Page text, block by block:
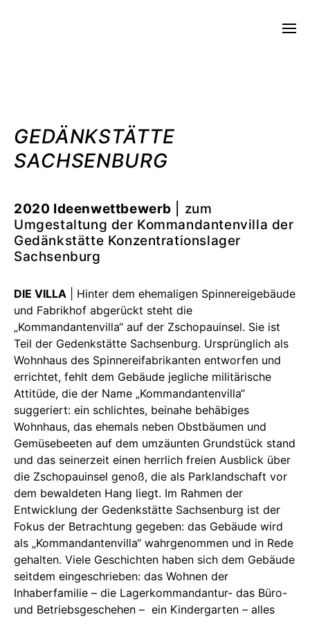
GEDÄNKSTÄTTE
SACHSENBURG
2020 Ideenwettbewerb | zum
Umgestaltung der Kommandantenvilla der
Gedänkstätte Konzentrationslager
Sachsenburg
DIE VILLA | Hinter dem ehemaligen Spinnereigebäude
und Fabrikhof abgerückt steht die
„Kommandantenvilla“ auf der Zschopauinsel. Sie ist
Teil der Gedenkstätte Sachsenburg. Ursprünglich als
Wohnhaus des Spinnereifabrikanten entworfen und
errichtet, fehlt dem Gebäude jegliche militärische
Attitüde, die der Name „Kommandantenvilla“
suggeriert: ein schlichtes, beinahe behäbiges
Wohnhaus, das ehemals neben Obstbäumen und
Gemüsebeeten auf dem umzäunten Grundstück stand
und das seinerzeit einen herrlich freien Ausblick über
die Zschopauinsel genoß, die als Parklandschaft vor
dem bewaldeten Hang liegt. Im Rahmen der
Entwicklung der Gedenkstätte Sachsenburg ist der
Fokus der Betrachtung gegeben: das Gebäude wird
als „Kommandantenvilla“ wahrgenommen und in Rede
gehalten. Viele Geschichten haben sich dem Gebäude
seitdem eingeschrieben: das Wohnen der
Inhaberfamilie – die Lagerkommandantur- das Büro-
und Betriebsgeschehen – ein Kindergarten – alles